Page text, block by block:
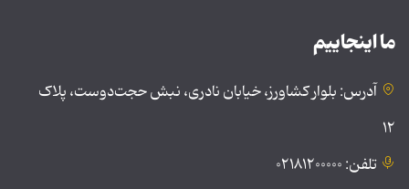
ما اینجاییم
آدرس: بلوار کشاورز، خیابان نادری، نبش حجت‌دوست، پلاک
۱۲
تلفن: ۰۲۱۸۱۲۰۰۰۰۰